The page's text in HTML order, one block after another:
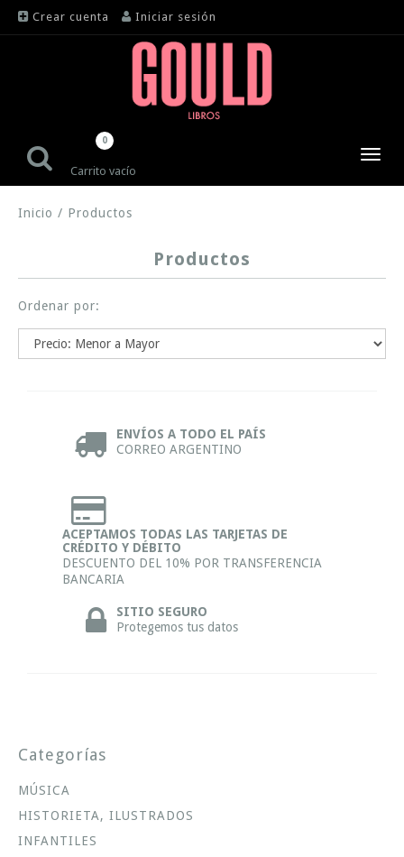
Crear cuenta Iniciar sesión
Carrito vacío
0
Inicio / Productos
Productos
Ordenar por:
ENVÍOS A TODO EL PAÍS
CORREO ARGENTINO
ACEPTAMOS TODAS LAS TARJETAS DE
CRÉDITO Y DÉBITO
DESCUENTO DEL 10% POR TRANSFERENCIA
BANCARIA
SITIO SEGURO
Protegemos tus datos
Categorías
MÚSICA
HISTORIETA, ILUSTRADOS
INFANTILES